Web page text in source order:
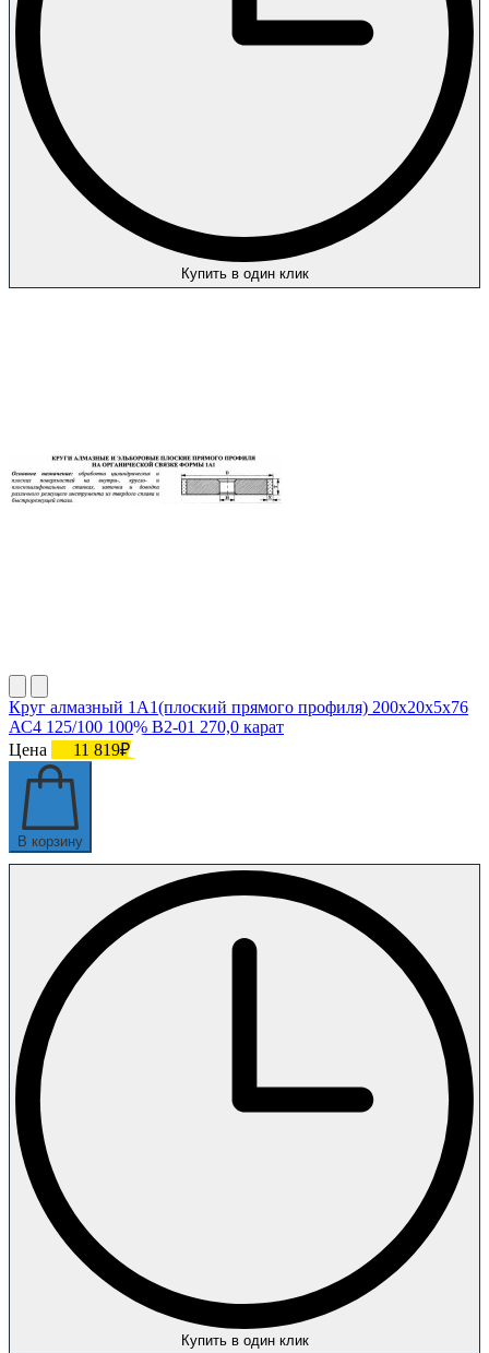
Купить в один клик
Круг алмазный 1А1(плоский прямого профиля) 200х20х5х76
АС4 125/100 100% В2-01 270,0 карат
Цена
11 819₽
В корзину
Купить в один клик